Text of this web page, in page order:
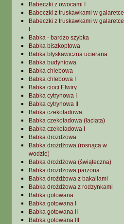
Babeczki z owocami I
Babeczki z truskawkami w galaretce
Babeczki z truskawkami w galaretce
Babka - bardzo szybka
Babka biszkoptowa
Babka błyskawiczna ucierana
Babka budyniowa
Babka chlebowa
Babka chlebowa I
Babka cioci Elwiry
Babka cytrynowa I
Babka cytrynowa II
Babka czekoladowa
Babka czekoladowa (łaciata)
Babka czekoladowa I
Babka drożdżowa
Babka drożdżowa (rosnąca w
wodzie)
Babka drożdżowa (świąteczna)
Babka drożdżowa parzona
Babka drożdżowa z bakaliami
Babka drożdżowa z rodzynkami
Babka gotowana
Babka gotowana I
Babka gotowana II
Babka gotowana III